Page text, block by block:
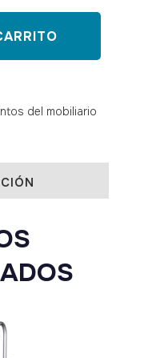
del mobiliario